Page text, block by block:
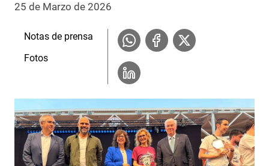
25 de Marzo de 2026
Notas de prensa
Fotos